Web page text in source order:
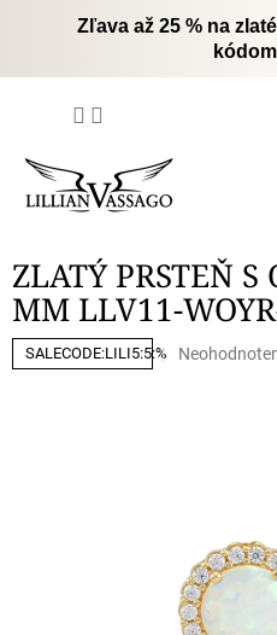
Zľava až 25 % na
ZLATÝ PRSTEŇ
MM LLV11-
SALECODE:LILI5:5:%
Priemerné